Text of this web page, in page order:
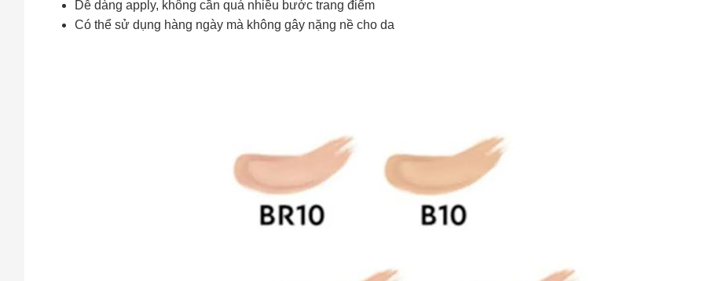
Dễ dàng apply, không cần quá nhiều bước trang điểm
Có thể sử dụng hàng ngày mà không gây nặng nề cho da
Truy cập trang thanh toán và sử dụng
mã.
LẤY MÃ NGAY